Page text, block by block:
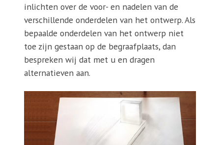
inlichten over de voor- en nadelen van de
verschillende onderdelen van het ontwerp. Als
bepaalde onderdelen van het ontwerp niet
toe zijn gestaan op de begraafplaats, dan
bespreken wij dat met u en dragen
alternatieven aan.